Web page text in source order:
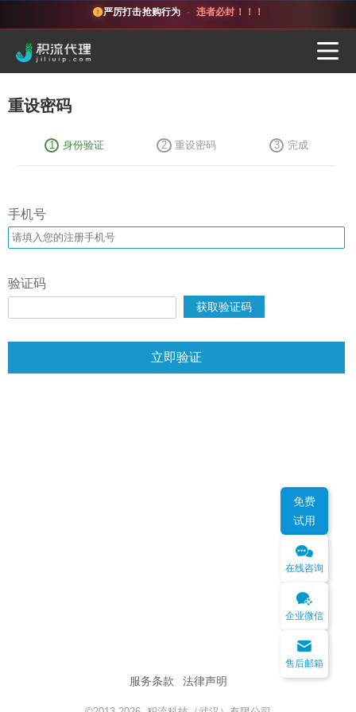
严厉打击抢购行为 · 违者必封！！！
重设密码
1 身份验证 2 重设密码 3 完成
手机号
验证码
获取验证码
立即验证
服务条款 法律声明
免费
试用
在线咨询
企业微信
售后邮箱